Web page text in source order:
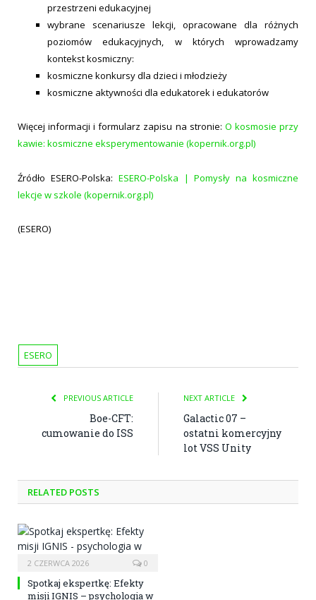
przestrzeni edukacyjnej
wybrane scenariusze lekcji, opracowane dla różnych
poziomów edukacyjnych, w których wprowadzamy
kontekst kosmiczny:
kosmiczne konkursy dla dzieci i młodzieży
kosmiczne aktywności dla edukatorek i edukatorów
Więcej informacji i formularz zapisu na stronie: O kosmosie przy
kawie: kosmiczne eksperymentowanie (kopernik.org.pl)
Źródło ESERO-Polska: ESERO-Polska | Pomysły na kosmiczne
lekcje w szkole (kopernik.org.pl)
(ESERO)
ESERO
PREVIOUS ARTICLE
Boe-CFT:
cumowanie do ISS
NEXT ARTICLE
Galactic 07 –
ostatni komercyjny
lot VSS Unity
RELATED POSTS
2 CZERWCA 2026 0
Spotkaj ekspertkę: Efekty
misji IGNIS – psychologia w